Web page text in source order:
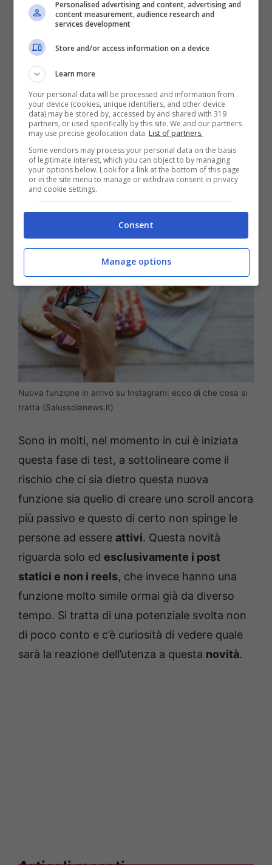
classico metodo del scroll per vedere quelli
che sono gli ultimi aggiornamenti che
arrivano dalle persone a noi più vicine. In tal
senso, a quanto pare la società in questione
sta per introdurre una
sotto il nome di “Auto scroll“. Come si può
facilmente intuire, se attivata permette alla
home principale di Instagram di scorrere
automaticamente da un post all’altro, senza
bisogno di interagire manualmente con lo
schermo
Nuova funzione in arrivo su Instagram: ecco di che cosa si
tratta (Salussolanews.it)
Sono in molti, nel momento in cui è iniziata
questa fase di test, a sottolineare come il
rischio che ci sia dietro questa nuova
funzione sia quello di creare uno scroll ancora
più passivo e questo di certo non spinge le
persone ad essere attivi. Questa novità
riguarda solo ed esclusivamente i post
statici e non i reels, che invece hanno una
funzione molto simile ormai già da diverso
tempo. Si tratta di una potenziale svolta non
di poco conto e c’è curiosità di vedere quale
sarà la reazione dell’utenza a questa novità.
Personalised advertising and content, advertising and
content measurement, audience research and
services development
Store and/or access information on a device
Learn more
Your personal data will be processed and information from
your device (cookies, unique identifiers, and other device
data) may be stored by, accessed by and shared with 319
partners, or used specifically by this site. We and our partners
may use precise geolocation data. List of partners.
Some vendors may process your personal data on the basis
of legitimate interest, which you can object to by managing
your options below. Look for a link at the bottom of this page
or in the site menu to manage or withdraw consent in privacy
and cookie settings.
Consent
Manage options